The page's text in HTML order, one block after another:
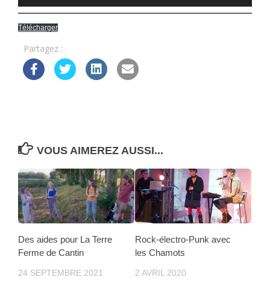
Télécharger
Partagez :
VOUS AIMEREZ AUSSI...
Des aides pour La Terre
Ferme de Cantin
24 SEPTEMBRE 2021
Rock-électro-Punk avec
les Chamots
2 AVRIL 2020